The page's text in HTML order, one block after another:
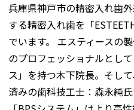
兵庫県神戸市の精密入れ歯
する精密入れ歯を「
でいます。 エスティースの
のプロフェッショナルとし
ス」を持つ木下院長。そし
済みの歯科技工士：森永純氏